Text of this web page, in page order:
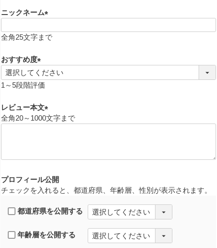
ニックネーム
必
全角25文字まで
おすすめ度
(
必
)
1～5段階評価
レビュー本文
(
全角20～1000文字まで
プロフィール公開
チェックを入れると、都道府県、年齢層、性別が表示されます。
都道府県を公開する
年齢層を公開する